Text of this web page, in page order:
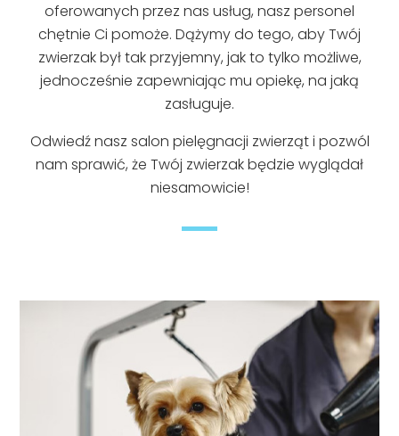
oferowanych przez nas usług, nasz personel
chętnie Ci pomoże. Dążymy do tego, aby Twój
zwierzak był tak przyjemny, jak to tylko możliwe,
jednocześnie zapewniając mu opiekę, na jaką
zasługuje.
Odwiedź nasz salon pielęgnacji zwierząt i pozwól
nam sprawić, że Twój zwierzak będzie wyglądał
niesamowicie!